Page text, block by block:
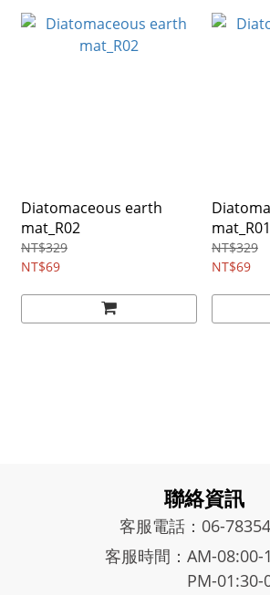
Diatomaceous earth
mat_R02
NT$329
NT$69
mat_R01
NT$329
NT$69
聯絡資訊
客服電話：06-
客服時間：AM-08:00-
PM-01:30-